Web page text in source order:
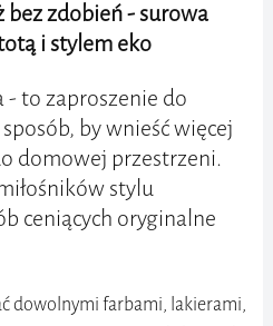
bez zdobień - surowa
i stylem eko
to zaproszenie do
by wnieść więcej
domowej przestrzeni.
stylu
ceniących oryginalne
dowolnymi farbami, lakierami,